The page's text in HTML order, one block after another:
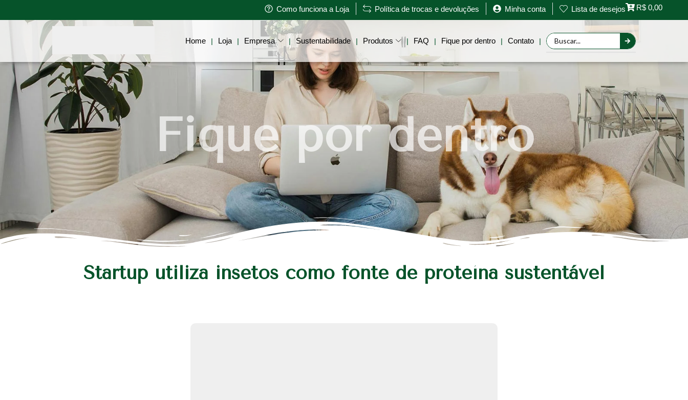
Como funciona a Loja Política de trocas e devoluções Minha conta Lista de desejos R$ 0,00
Home | Loja | Empresa | Sustentabilidade | Produtos | FAQ | Fique por dentro | Contato |
Retornar a página anterior
Fique por dentro
Startup utiliza insetos como fonte de proteína sustentável